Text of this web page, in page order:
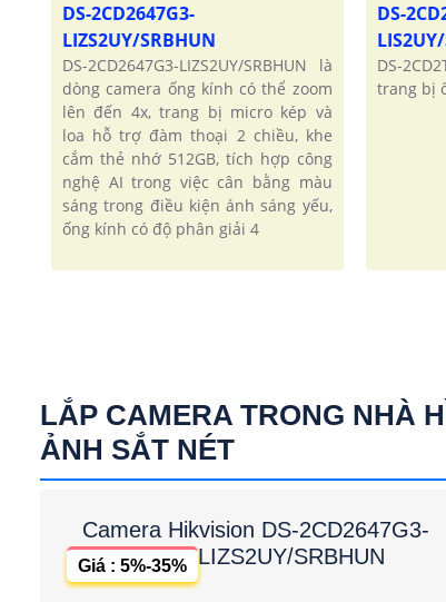
DS-2CD2647G3-
LIZS2UY/SRBHUN
DS-2CD2647G3-LIZS2UY/SRBHUN là
dòng camera ống kính có thể zoom
lên đến 4x, trang bị micro kép và
loa hỗ trợ đàm thoại 2 chiều, khe
cắm thẻ nhớ 512GB, tích hợp công
nghệ AI trong việc cân bằng màu
sáng trong điều kiện ánh sáng yếu,
ống kính có độ phân giải 4
DS-
DS-
trang bị
LẮP CAMERA TRONG NHÀ
ẢNH SẮT NÉT
Camera Hikvision DS-2CD2647G3-
LIZS2UY/SRBHUN
Giá : 5%-35%